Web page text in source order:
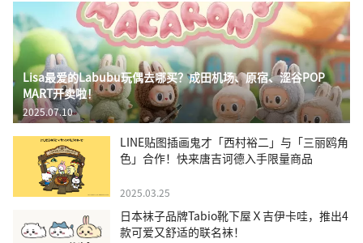
Lisa最爱的Labubu玩偶去哪买？成田机场、原宿、涩谷POP
MART开卖啦！
2025.07.10
LINE贴图插画鬼才「西村裕二」与「三丽鸥角
色」合作！快来唐吉诃德入手限量商品
2025.03.25
日本袜子品牌Tabio靴下屋Ｘ吉伊卡哇，推出4
款可爱又舒适的联名袜！